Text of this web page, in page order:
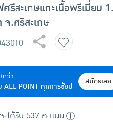
ศรีสะเกษแกะเนื้อพรีเมี่ยม
จ.ศรีสะเกษ
กว่า
ALL POINT ทุกการช้อป
สมัครเลย
ได้รับ 537 คะแนน